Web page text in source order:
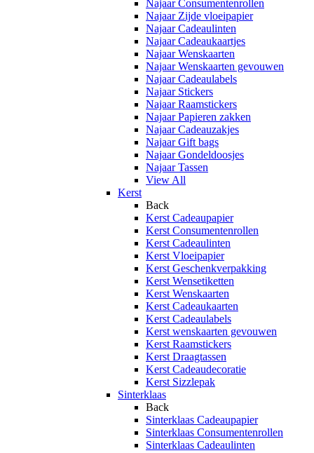
Najaar Consumentenrollen
Najaar Zijde vloeipapier
Najaar Cadeaulinten
Najaar Cadeaukaartjes
Najaar Wenskaarten
Najaar Wenskaarten gevouwen
Najaar Cadeaulabels
Najaar Stickers
Najaar Raamstickers
Najaar Papieren zakken
Najaar Cadeauzakjes
Najaar Gift bags
Najaar Gondeldoosjes
Najaar Tassen
View All
Kerst
Back
Kerst Cadeaupapier
Kerst Consumentenrollen
Kerst Cadeaulinten
Kerst Vloeipapier
Kerst Geschenkverpakking
Kerst Wensetiketten
Kerst Wenskaarten
Kerst Cadeaukaarten
Kerst Cadeaulabels
Kerst wenskaarten gevouwen
Kerst Raamstickers
Kerst Draagtassen
Kerst Cadeaudecoratie
Kerst Sizzlepak
Sinterklaas
Back
Sinterklaas Cadeaupapier
Sinterklaas Consumentenrollen
Sinterklaas Cadeaulinten